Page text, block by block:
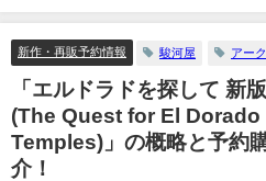
新作・再販予約情報 駿河屋 アー
「エルドラドを探して 新
(The Quest for El
Temples)」の概略と予約
介！